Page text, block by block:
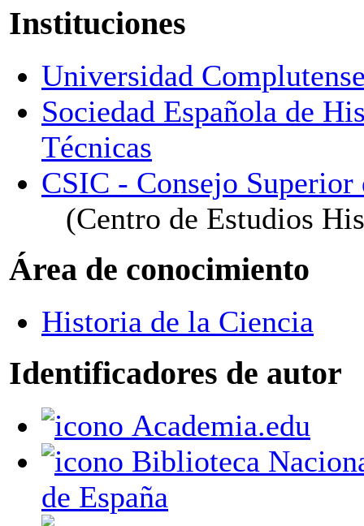
Instituciones
Universidad
Sociedad Española de
Técnicas
CSIC - Consejo
(Centro de Estudios
Área de conocimiento
Historia de la Ciencia
Identificadores de autor
Academia.edu
de España